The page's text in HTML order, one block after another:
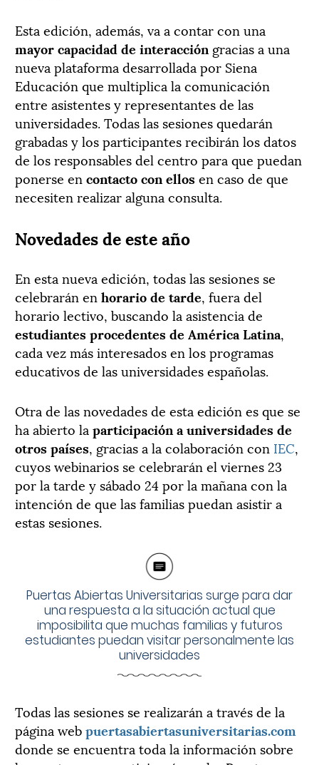
Esta edición, además, va a contar con una
mayor capacidad de interacción gracias a una
nueva plataforma desarrollada por Siena
Educación que multiplica la comunicación
entre asistentes y representantes de las
universidades. Todas las sesiones quedarán
grabadas y los participantes recibirán los datos
de los responsables del centro para que puedan
ponerse en contacto con ellosen caso de que
necesiten realizar alguna consulta.
Novedades de este año
En esta nueva edición, todas las sesiones se
celebrarán en horario de tarde, fuera del
horario lectivo, buscando la asistencia de
estudiantes procedentes de América Latina,
cada vez más interesados en los programas
educativos de las universidades españolas.
Otra de las novedades de esta edición es que se
ha abierto la participación a universidades de
otros países, gracias a la colaboración con IEC,
cuyos webinarios se celebrarán el viernes 23
por la tarde y sábado 24 por la mañana con la
intención de que las familias puedan asistir a
estas sesiones.
Puertas Abiertas Universitarias surge para dar
una respuesta a la situación actual que
imposibilita que muchas familias y futuros
estudiantes puedan visitar personalmente las
universidades
Todas las sesiones se realizarán a través de la
página webpuertasabiertasuniversitarias.com
donde se encuentra toda la información sobre